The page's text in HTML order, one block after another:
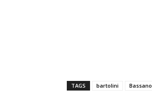
TAGS bartolini Bassano